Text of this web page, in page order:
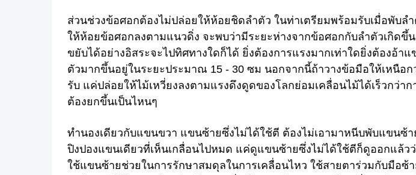
ส่วนช่วงข้อศอกต้องไม่ปล่อยให้ห้อยชิดลำตัว ในท่าเตรียมพร้อมรับเมื่อพับล
ให้ห้อยข้อศอกลงตามแนวดิ่ง จะพบว่ามีระยะห่างจากข้อศอกกับลำตัวเกิดขึ้น
ขยับได้อย่างอิสระจะไปทิศทางใดก็ได้ ยิ่งต้องการแรงมากเท่าใดยิ่งต้องอ้า
ตัวมากขึ้นอยู่ในระยะประมาณ 15 - 30 ซม นอกจากนี้ถ้าวางข้อมือให้เหนือก
รับ แค่ปล่อยให้ไม้เหวี่ยงลงตามแรงดึงดูดของโลกย่อมเคลื่อนไม้ได้เร็วกว่า
ต้องยกขึ้นเป็นไหนๆ
ทำนองเดียวกับแขนขวา แขนซ้ายซึ่งไม่ได้ใช้ตี ต้องไม่เอามาหนีบพับแขนซ้
ปิงปองแขนเดียวที่เห็นเกลื่อนไปหมด แค่ดูแขนซ้ายซึ่งไม่ได้ใช้ตีก็ดูออกแล้ว
ใช้แขนซ้ายช่วยในการรักษาสมดุลในการเคลื่อนไหว ใช้สายตาร่วมกับมือซ้